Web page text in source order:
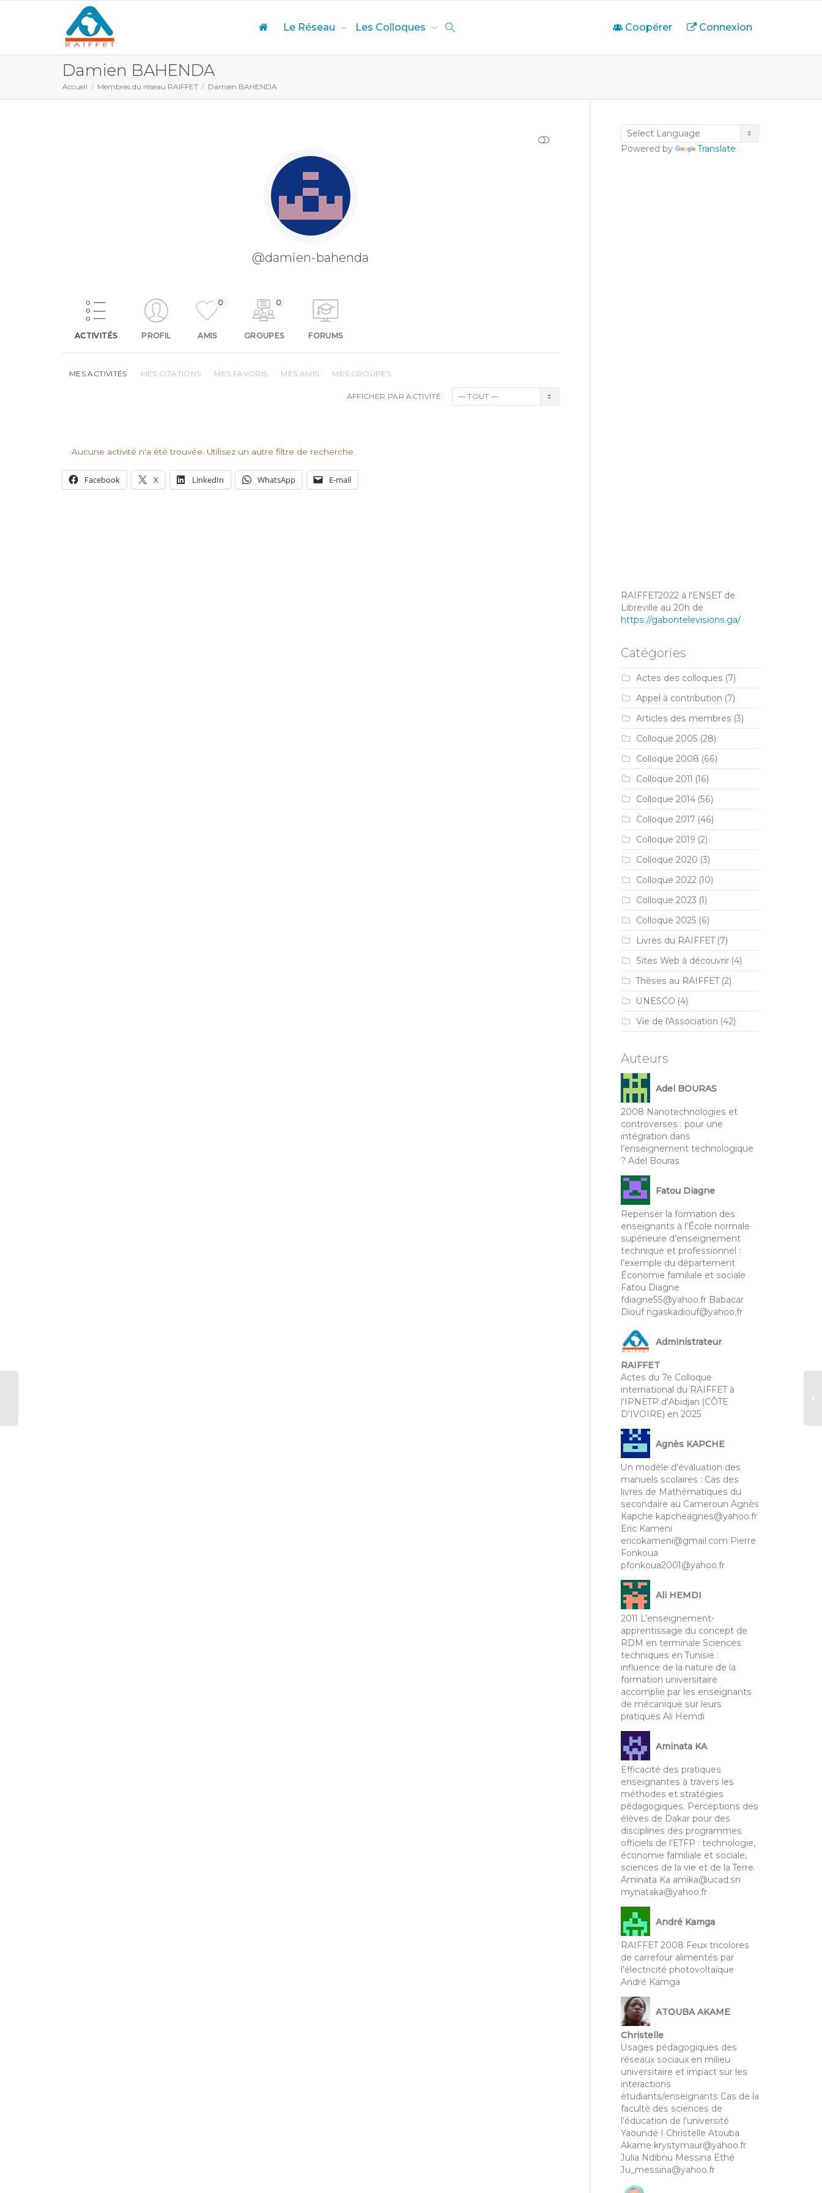
Le Réseau Les Colloques Coopérer Connexion
Damien BAHENDA
Accueil Membres du réseau RAIFFET Damien BAHENDA
@damien-bahenda
ACTIVITÉS PROFIL AMIS
0
GROUPES
0
FORUMS
MES ACTIVITÉS MES CITATIONS MES FAVORIS MES AMIS MES GROUPES
AFFICHER PAR ACTIVITÉ:
Aucune activité n'a été trouvée. Utilisez un autre filtre de recherche.
Facebook X LinkedIn WhatsApp E-mail
Powered by Translate
RAIFFET2022 à l'ENSET de
Libreville au 20h de
https://gabontelevisions.ga/
Catégories
Actes des colloques (7)
Appel à contribution (7)
Articles des membres (3)
Colloque 2005 (28)
Colloque 2008 (66)
Colloque 2011 (16)
Colloque 2014(56)
Colloque 2017 (46)
Colloque 2019 (2)
Colloque 2020 (3)
Colloque 2022(10)
Colloque 2023 (1)
Colloque 2025 (6)
Livres du RAIFFET(7)
Sites Web à découvrir(4)
Thèses au RAIFFET(2)
UNESCO (4)
Vie de l'Association (42)
Auteurs
Adel BOURAS
2008 Nanotechnologies et
controverses : pour une
intégration dans
l’enseignement technologique
? Adel Bouras
Fatou Diagne
Repenser la formation des
enseignants à l’École normale
supérieure d’enseignement
technique et professionnel :
l’exemple du département
Économie familiale et sociale
Fatou Diagne
fdiagne55@yahoo.fr Babacar
Diouf ngaskadiouf@yahoo.fr
Administrateur
RAIFFET
Actes du 7e Colloque
international du RAIFFET à
l’IPNETP d’Abidjan (CÔTE
D’IVOIRE) en 2025
Agnès KAPCHE
Un modèle d’évaluation des
manuels scolaires : Cas des
livres de Mathématiques du
secondaire au Cameroun Agnès
Kapche kapcheagnes@yahoo.fr
Eric Kameni
ericokameni@gmail.com Pierre
Fonkoua
pfonkoua2001@yahoo.fr
Ali HEMDI
2011 L’enseignement-
apprentissage du concept de
RDM en terminale Sciences
techniques en Tunisie :
influence de la nature de la
formation universitaire
accomplie par les enseignants
de mécanique sur leurs
pratiques Ali Hemdi
Aminata KA
Efficacité des pratiques
enseignantes à travers les
méthodes et stratégies
pédagogiques. Perceptions des
élèves de Dakar pour des
disciplines des programmes
officiels de l’ETFP : technologie,
économie familiale et sociale,
sciences de la vie et de la Terre.
Aminata Ka amika@ucad.sn
mynataka@yahoo.fr
André Kamga
RAIFFET 2008 Feux tricolores
de carrefour alimentés par
l’électricité photovoltaïque
André Kamga
ATOUBA AKAME
Christelle
Usages pédagogiques des
réseaux sociaux en milieu
universitaire et impact sur les
interactions
étudiants/enseignants Cas de la
faculté des sciences de
l’éducation de l’université
Yaoundé I Christelle Atouba
Akame krystymaur@yahoo.fr
Julia Ndibnu Messina Ethé
Ju_messina@yahoo.fr